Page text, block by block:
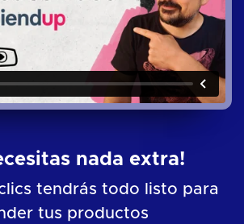
nada extra!
tendrás todo listo para
tus productos